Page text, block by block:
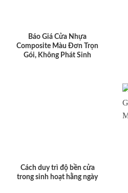
Báo Giá Cửa Nhựa
Composite Màu Đơn Trọn
Gói, Không Phát Sinh
Cách duy trì độ bền cửa
trong sinh hoạt hằng ngày